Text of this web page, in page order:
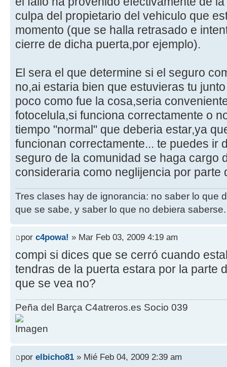
culpa del propietario del vehiculo que
momento (que se halla retrasado e
cierre de dicha puerta,por ejemplo).
El sera el que determine si el seguro
no,ai estaria bien que estuvieras tu
poco como fue la cosa,seria
fotocelula,si funciona correctamente o
tiempo "normal" que deberia estar,ya
funcionan correctamente... te puedes ir
seguro de la comunidad se haga cargo
consideraria como neglijencia por parte
Tres clases hay de ignorancia: no saber lo que
que se sabe, y saber lo que no debiera saberse.
por c4powa! » Mar Feb 03, 2009 4:19 am
compi si dices que se cerró cuando
tendras de la puerta estara por la parte
que se vea no?
Peña del Barça C4atreros.es Socio 039
por elbicho81 » Mié Feb 04, 2009 2:39 am